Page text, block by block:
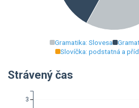
0
Gramatika: Slovesa
Slovíčka: podstatná a
Strávený čas
3